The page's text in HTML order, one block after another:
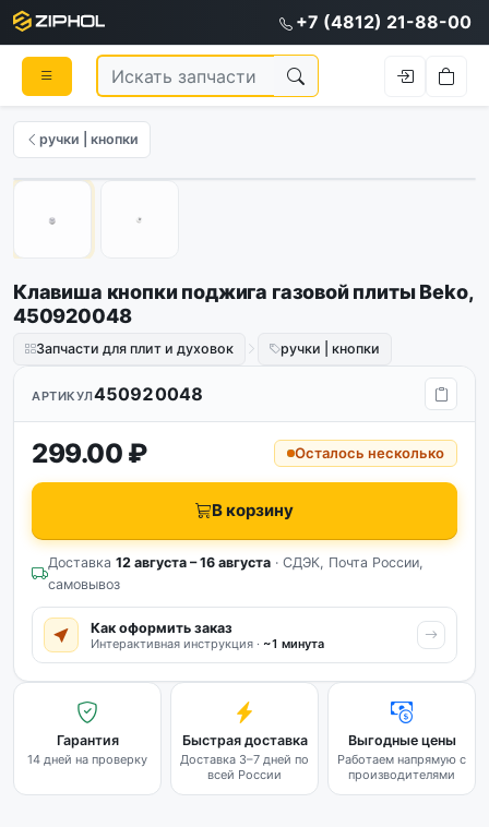
+7 (4812) 21-88-00
ручки | кнопки
Клавиша кнопки поджига газовой плиты Beko,
450920048
Запчасти для плит и духовок ручки | кнопки
АРТИКУЛ450920048
299.00 ₽ Осталось несколько
В корзину
Доставка 12 августа – 16 августа · СДЭК, Почта России,
самовывоз
Как оформить заказ
Интерактивная инструкция · ~1 минута
Гарантия
14 дней на проверку
Быстрая доставка
Доставка 3–7 дней по
всей России
Выгодные цены
Работаем напрямую с
производителями